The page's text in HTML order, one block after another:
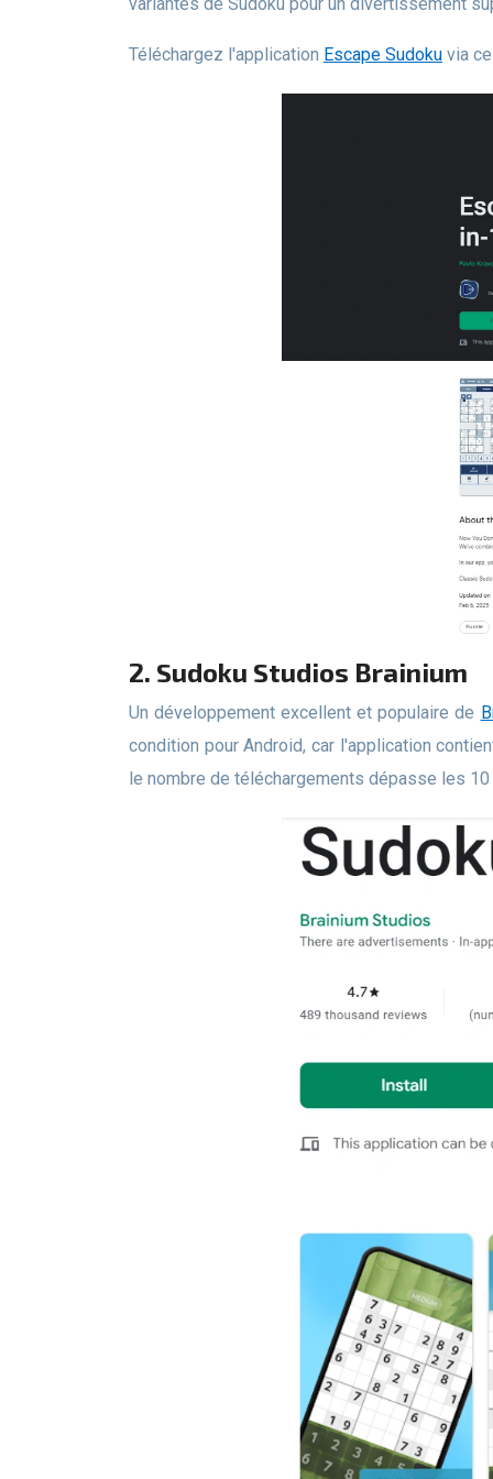
Téléchargez l'application Escape Sudoku via
2. Sudoku Studios Brainium
Un développement excellent et populaire de
condition pour Android, car l'application
le nombre de téléchargements dépasse les